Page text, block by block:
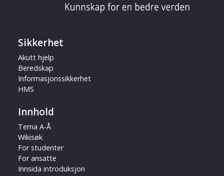
Sikkerhet
Akutt hjelp
Beredskap
Informasjonssikkerhet
HMS
Innhold
Tema A-Å
Wikisøk
For studenter
For ansatte
Innsida introduksjon